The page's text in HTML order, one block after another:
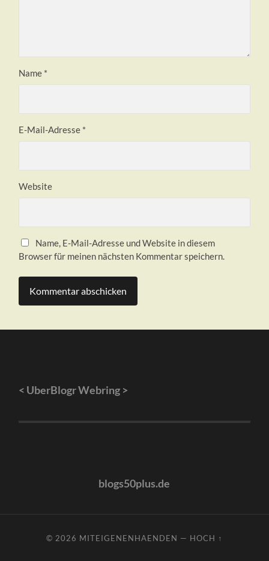
Name *
E-Mail-Adresse *
Website
Name, E-Mail-Adresse und Website in diesem
Browser für meinen nächsten Kommentar speichern.
< UberBlogr Webring >
blogs50plus.de
© 2026 MITEIGENENHAENDEN — HOCH ↑